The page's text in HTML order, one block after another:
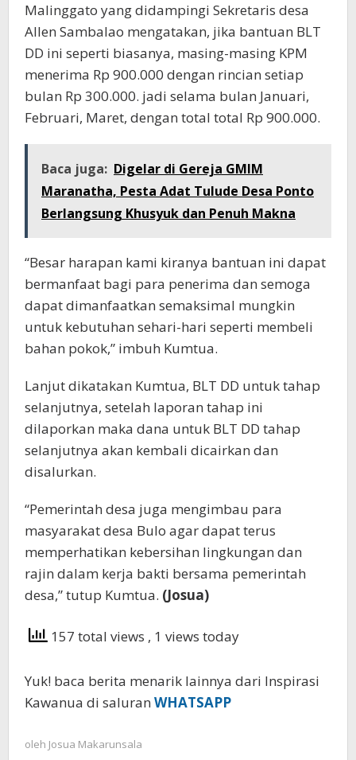
Malinggato yang didampingi Sekretaris desa
Allen Sambalao mengatakan, jika bantuan BLT
DD ini seperti biasanya, masing-masing KPM
menerima Rp 900.000 dengan rincian setiap
bulan Rp 300.000. jadi selama bulan Januari,
Februari, Maret, dengan total total Rp 900.000.
Baca juga: Digelar di Gereja GMIM
Maranatha, Pesta Adat Tulude Desa Ponto
Berlangsung Khusyuk dan Penuh Makna
“Besar harapan kami kiranya bantuan ini dapat
bermanfaat bagi para penerima dan semoga
dapat dimanfaatkan semaksimal mungkin
untuk kebutuhan sehari-hari seperti membeli
bahan pokok,” imbuh Kumtua.
Lanjut dikatakan Kumtua, BLT DD untuk tahap
selanjutnya, setelah laporan tahap ini
dilaporkan maka dana untuk BLT DD tahap
selanjutnya akan kembali dicairkan dan
disalurkan.
“Pemerintah desa juga mengimbau para
masyarakat desa Bulo agar dapat terus
memperhatikan kebersihan lingkungan dan
rajin dalam kerja bakti bersama pemerintah
desa,” tutup Kumtua. (Josua)
157 total views , 1 views today
Yuk! baca berita menarik lainnya dari Inspirasi
Kawanua di saluran WHATSAPP
oleh Josua Makarunsala